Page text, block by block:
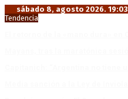
sábado 8, agosto 2026. 19:03
Tendencia